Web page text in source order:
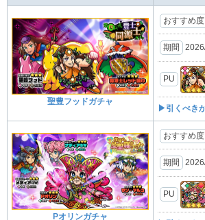
聖豊フッドガチャ
おすすめ度
期間
PU
▶引くべき
Pオリンガチャ
おすすめ度
期間
PU